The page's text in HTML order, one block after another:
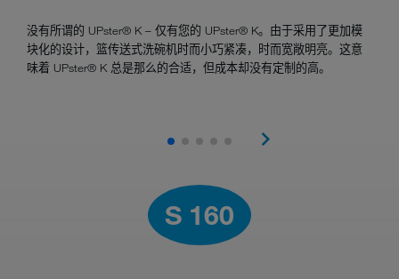
没有所谓的 UPster® K – 仅有您的 UPster® K。由于采用了更加模
块化的设计，篮传送式洗碗机时而小巧紧凑，时而宽敞明亮。这意
味着 UPster® K 总是那么的合适，但成本却没有定制的高。
S 160